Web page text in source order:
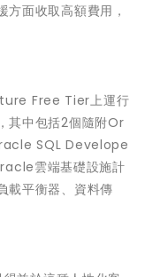
面收取高額費用，
Free Tier上運行
其中包括2個隨附Or
SQL Develope
雲端基礎設施計
載平衡器、資料傳